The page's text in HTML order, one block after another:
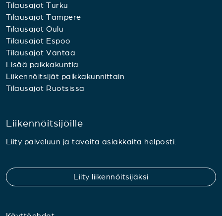
Tilausajot Turku
Tilausajot Tampere
Tilausajot Oulu
Tilausajot Espoo
Tilausajot Vantaa
Lisää paikkakuntia
Liikennöitsijät paikkakunnittain
Tilausajot Ruotsissa
Liikennöitsijöille
Liity palveluun ja tavoita asiakkaita helposti.
Liity liikennöitsijäksi